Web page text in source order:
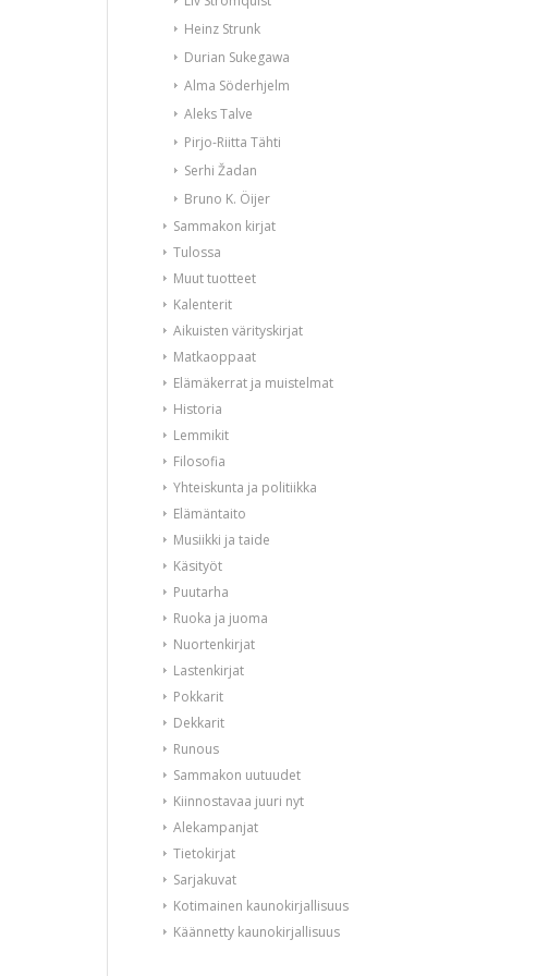
Heinz Strunk
Durian Sukegawa
Alma Söderhjelm
Aleks Talve
Pirjo-Riitta Tähti
Serhi Žadan
Bruno K. Öijer
Sammakon kirjat
Tulossa
Muut tuotteet
Kalenterit
Aikuisten värityskirjat
Matkaoppaat
Elämäkerrat ja muistelmat
Historia
Lemmikit
Filosofia
Yhteiskunta ja politiikka
Elämäntaito
Musiikki ja taide
Käsityöt
Puutarha
Ruoka ja juoma
Nuortenkirjat
Lastenkirjat
Pokkarit
Dekkarit
Runous
Sammakon uutuudet
Kiinnostavaa juuri nyt
Alekampanjat
Tietokirjat
Sarjakuvat
Kotimainen kaunokirjallisuus
Käännetty kaunokirjallisuus